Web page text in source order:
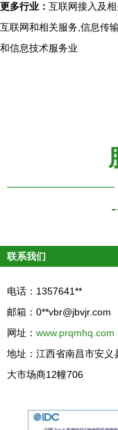
更多行业： 互联网接入及相
互联网和相关服务,信息传
和信息技术服务业
联系我们
电话：1357641**
邮箱：0**vbr@jbvjr.com
网址： www.prqmhq.com
地址：江西省南昌市安义
大市场商12幢706